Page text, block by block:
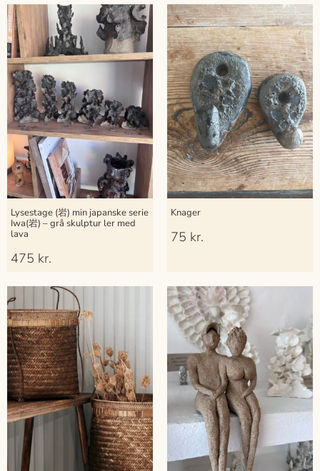
Lysestage (岩) min japanske serie
Iwa(岩) – grå skulptur ler med
lava
475 kr.
Knager
75 kr.